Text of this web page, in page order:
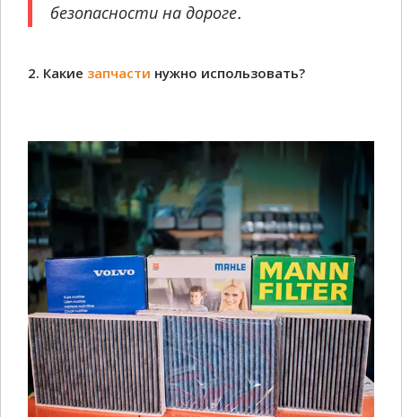
безопасности на дороге.
2. Какие запчасти нужно использовать?